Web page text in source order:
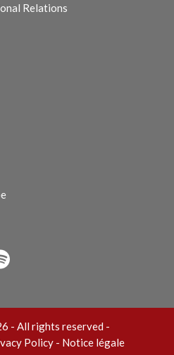
Relations
- All rights reserved -
Policy - Notice légale